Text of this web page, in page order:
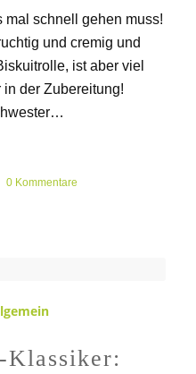
mal schnell gehen muss!
und cremig und
ist aber viel
der Zubereitung!
0 Kommentare
Klassiker: